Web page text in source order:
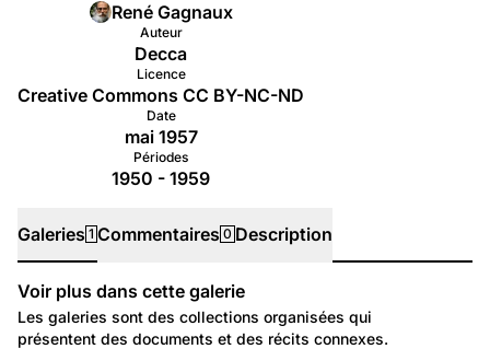
René Gagnaux
Auteur
Decca
Licence
Creative Commons CC BY-NC-ND
Date
mai 1957
Périodes
1950 - 1959
Galeries 1 Commentaires 0 Description
Galeries
Voir plus dans cette galerie
Les galeries sont des collections organisées qui
présentent des documents et des récits connexes.